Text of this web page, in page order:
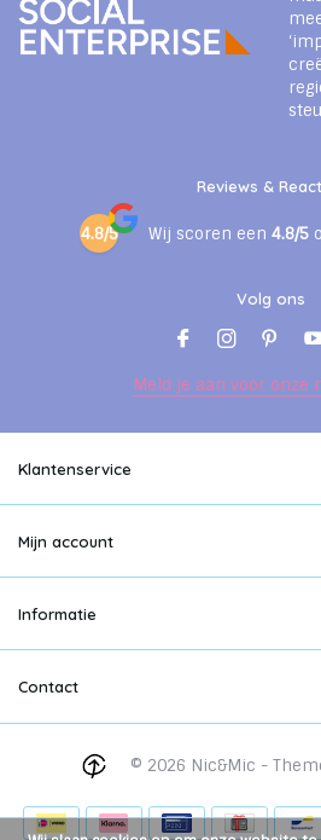
Reviews &
4.8/5 Wij scoren een 4.8/5
Volg ons
Meld je aan voor onze
Klantenservice
Mijn account
Informatie
Contact
© 2026 Nic&Mic -